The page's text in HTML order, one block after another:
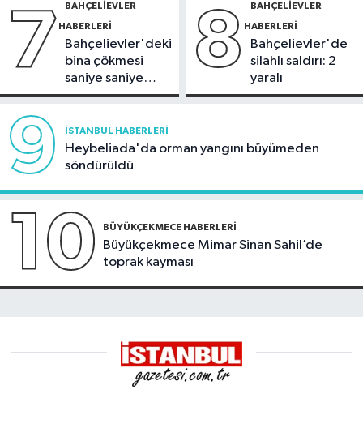
7 BAHÇELIEVLER
HABERLERI
Bahçelievler'deki
bina çökmesi
saniye saniye
görüntülendi
8 BAHÇELIEVLER
HABERLERI
Bahçelievler'de
silahlı saldırı: 2
yaralı
9 İSTANBUL HABERLERI
Heybeliada'da orman yangını büyümeden
söndürüldü
10 BÜYÜKÇEKMECE HABERLERI
Büyükçekmece Mimar Sinan Sahil’de
toprak kayması